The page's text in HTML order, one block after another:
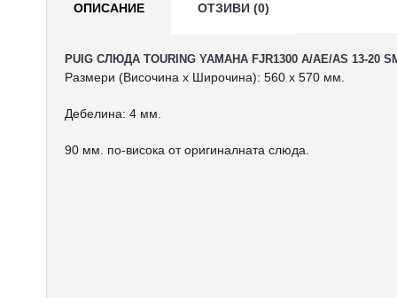
ОПИСАНИЕ ОТЗИВИ (0)
PUIG СЛЮДА TOURING YAMAHA FJR1300 A/AE/AS 13-20
Размери (Височина х Широчина): 560 x 570 мм.
Дебелина: 4 мм.
90 мм. по-висока от оригиналната слюда.